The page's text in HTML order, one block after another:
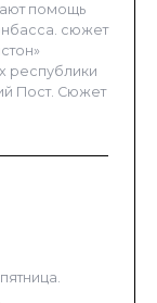
помощь
сюжет
республики
Пост. Сюжет